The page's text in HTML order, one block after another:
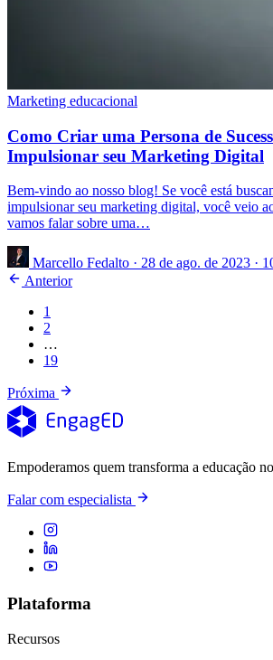
Marketing educacional
Como Criar uma Persona de
Impulsionar seu Marketing Digital
Bem-vindo ao nosso blog! Se você está
impulsionar seu marketing digital, você veio
vamos falar sobre uma…
Marcello Fedalto · 28 de ago. de 2023 ·
Anterior
1
2
…
19
Próxima
Empoderamos quem transforma a educação
Falar com especialista
Plataforma
Recursos